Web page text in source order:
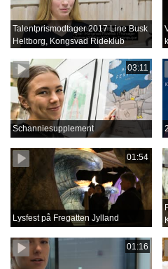
Talentprismodtager 2017 Line Busk
Heltborg, Kongsvad Rideklub
03:11
Schanniesupplement
01:54
Lysfest på Fregatten Jylland
01:16